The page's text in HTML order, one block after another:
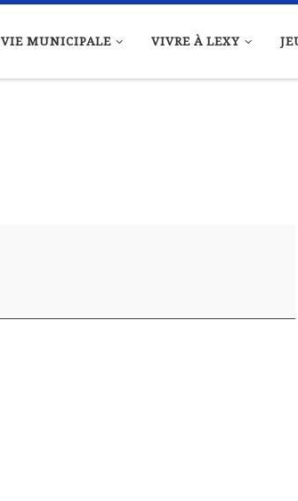
VIE MUNICIPALE VIVRE À LEXY